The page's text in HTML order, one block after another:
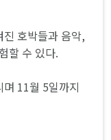
호박들과 음악,
할 수 있다.
11월 5일까지